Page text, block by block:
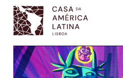
Skip
main
content